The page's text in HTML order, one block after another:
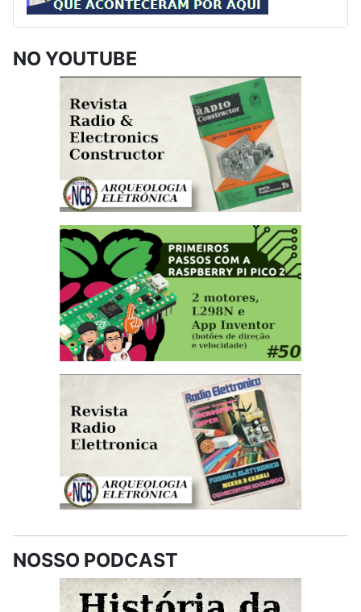
NO YOUTUBE
NOSSO PODCAST